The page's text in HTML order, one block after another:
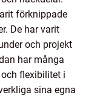
förknippade
De har varit
och projekt
har många
flexibilitet i
sina egna